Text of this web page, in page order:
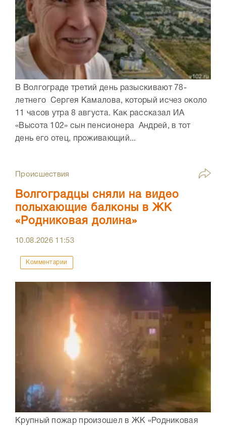
В Волгограде третий день разыскивают 78-
летнего Сергея Камалова, который исчез около
11 часов утра 8 августа. Как рассказал ИА
«Высота 102» сын пенсионера Андрей, в тот
день его отец, проживающий...
Происшествия
Волгоградцы сняли на видео
полыхающие балконы в ЖК
«Родниковая долина»
10.08.2026 11:53
Комментарии
Крупный пожар произошел в ЖК «Родниковая